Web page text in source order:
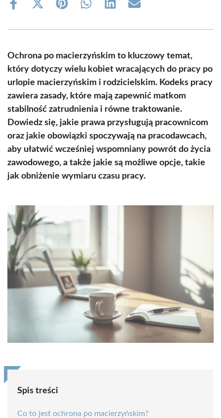
Share
Share
(Twitter)
Share Share Share Share
Ochrona po macierzyńskim to kluczowy temat,
który dotyczy wielu kobiet wracających do pracy po
urlopie macierzyńskim i rodzicielskim. Kodeks pracy
zawiera zasady, które mają zapewnić matkom
stabilność zatrudnienia i równe traktowanie.
Dowiedz się, jakie prawa przysługują pracownicom
oraz jakie obowiązki spoczywają na pracodawcach,
aby ułatwić wcześniej wspomniany powrót do życia
zawodowego, a także jakie są możliwe opcje, takie
jak obniżenie wymiaru czasu pracy.
Spis treści
Co to jest ochrona po macierzyńskim?